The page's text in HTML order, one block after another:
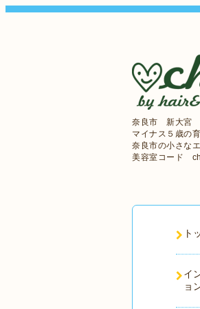
奈良市 新大宮
マイナス５歳の
奈良市の小さな
美容室コード
ト
イ
ョ